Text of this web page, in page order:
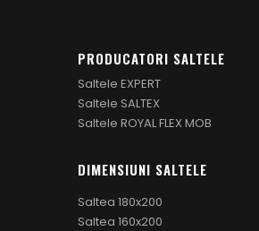
PRODUCATORI SALTELE
Saltele EXPERT
Saltele SALTEX
Saltele ROYAL FLEX MOB
DIMENSIUNI SALTELE
Saltea 180x200
Saltea 160x200